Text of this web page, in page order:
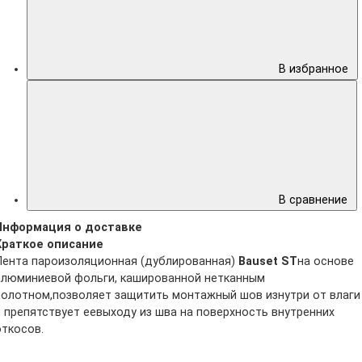
В избранное
В сравнение
о доставке
описание
пароизоляционная (дублированная) Bauset STна основе
фольги, кашированной нетканным
защитить монтажный шов изнутри от влаги
препятствует еевыходу из шва на поверхность внутренних